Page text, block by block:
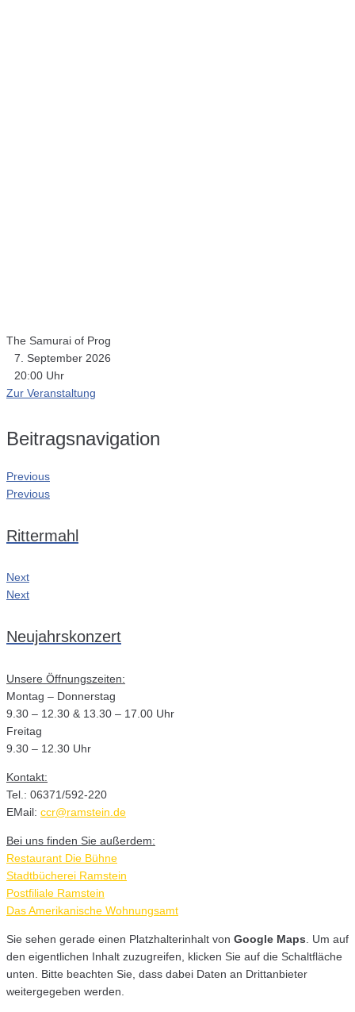
The Samurai of Prog
7. September 2026
20:00 Uhr
Zur Veranstaltung
Beitragsnavigation
Previous
Previous
Rittermahl
Next
Next
Neujahrskonzert
Unsere Öffnungszeiten:
Montag – Donnerstag
9.30 – 12.30 & 13.30 – 17.00 Uhr
Freitag
9.30 – 12.30 Uhr
Kontakt:
Tel.: 06371/592-220
EMail: ccr@ramstein.de
Bei uns finden Sie außerdem:
Restaurant Die Bühne
Stadtbücherei Ramstein
Postfiliale Ramstein
Das Amerikanische Wohnungsamt
Sie sehen gerade einen Platzhalterinhalt von Google Maps . Um auf
den eigentlichen Inhalt zuzugreifen, klicken Sie auf die Schaltfläche
unten. Bitte beachten Sie, dass dabei Daten an Drittanbieter
weitergegeben werden.